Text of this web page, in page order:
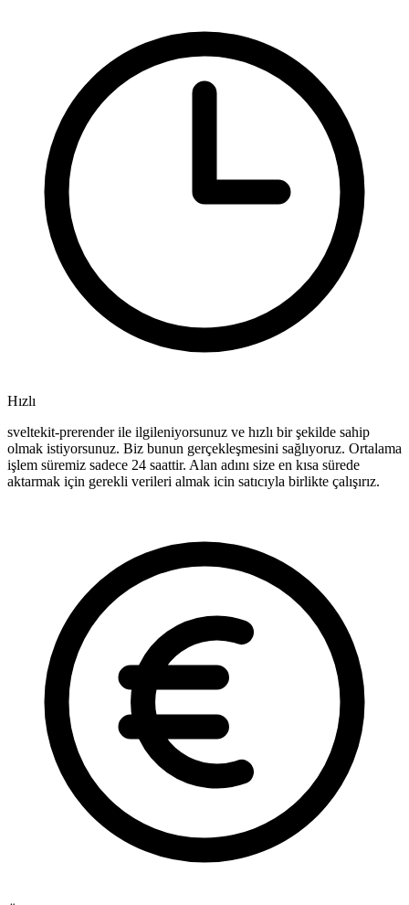
Hızlı
sveltekit-prerender ile ilgileniyorsunuz ve hızlı bir şekilde sahip
olmak istiyorsunuz. Biz bunun gerçekleşmesini sağlıyoruz. Ortalama
işlem süremiz sadece 24 saattir. Alan adını size en kısa sürede
aktarmak için gerekli verileri almak icin satıcıyla birlikte çalışırız.